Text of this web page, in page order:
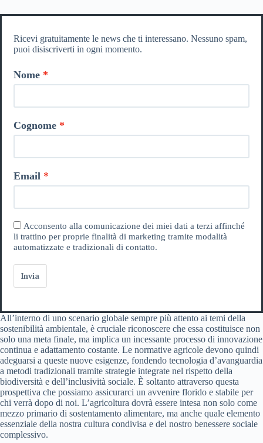
Ricevi gratuitamente le news che ti interessano. Nessuno spam,
puoi disiscriverti in ogni momento.
Nome
Cognome
Email
Acconsento alla comunicazione dei miei dati a terzi affinché
li trattino per proprie finalità di marketing tramite modalità
automatizzate e tradizionali di contatto.
Invia
All’interno di uno scenario globale sempre più attento ai temi della
sostenibilità ambientale, è cruciale riconoscere che essa costituisce non
solo una meta finale, ma implica un incessante processo di innovazione
continua e adattamento costante. Le normative agricole devono quindi
adeguarsi a queste nuove esigenze, fondendo tecnologia d’avanguardia
a metodi tradizionali tramite strategie integrate nel rispetto della
biodiversità e dell’inclusività sociale. È soltanto attraverso questa
prospettiva che possiamo assicurarci un avvenire florido e stabile per
chi verrà dopo di noi. L’agricoltura dovrà essere intesa non solo come
mezzo primario di sostentamento alimentare, ma anche quale elemento
essenziale della nostra cultura condivisa e del nostro benessere sociale
complessivo.